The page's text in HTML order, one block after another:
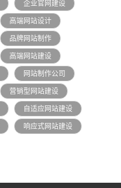
企业官网建设
高端网站设计
品牌网站制作
高端网站建设
网站制作公司
营销型网站建设
自适应网站建设
响应式网站建设